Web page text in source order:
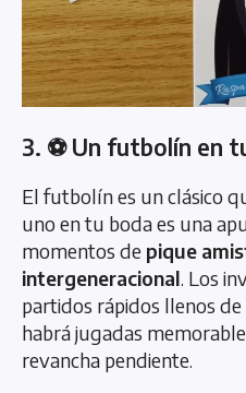
3. ⚽ Un futbolín en
El futbolín es un clásico
uno en tu boda es una
momentos de pique
intergeneracional. Los
partidos rápidos llenos
habrá jugadas
revancha pendiente.